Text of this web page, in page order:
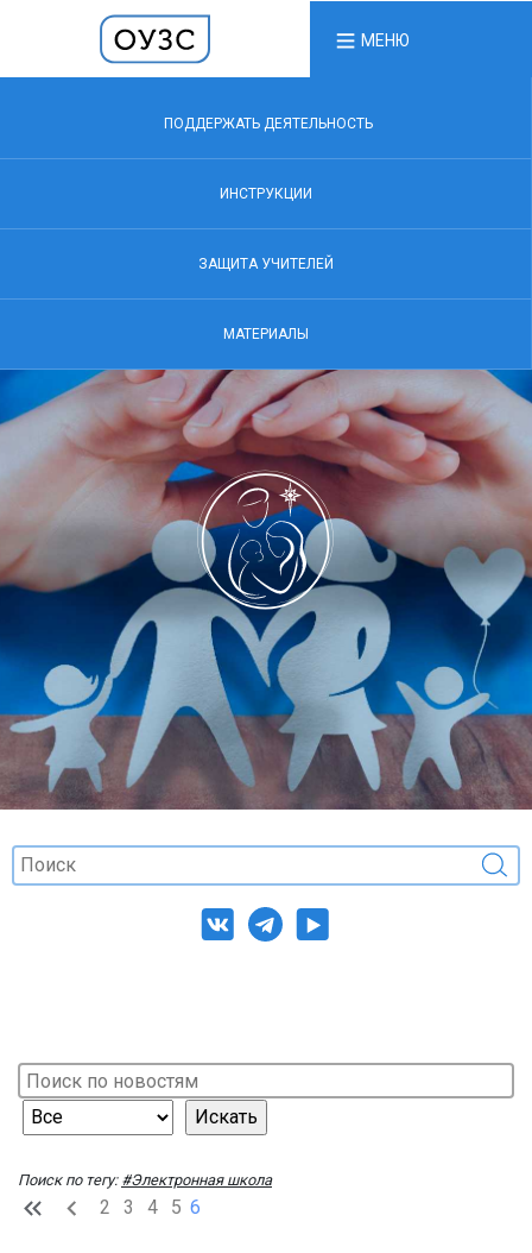
МЕНЮ
ПОДДЕРЖАТЬ ДЕЯТЕЛЬНОСТЬ
ИНСТРУКЦИИ
ЗАЩИТА УЧИТЕЛЕЙ
МАТЕРИАЛЫ
Поиск по тегу: #Электронная школа
2 3 4 5 6